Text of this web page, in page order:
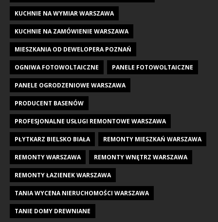
KUCHNIE NA WYMIAR WARSZAWA
KUCHNIE NA ZAMÓWIENIE WARSZAWA
MIESZKANIA OD DEWELOPERA POZNAŃ
OGNIWA FOTOWOLTAICZNE PANELE FOTOWOLTAICZNE
PANELE OGRODZENIOWE WARSZAWA
PRODUCENT BASENÓW
PROFESJONALNE USŁUGI REMONTOWE WARSZAWA
PŁYTKARZ BIELSKO BIAŁA REMONTY MIESZKAŃ WARSZAWA
REMONTY WARSZAWA REMONTY WNĘTRZ WARSZAWA
REMONTY ŁAZIENEK WARSZAWA
TANIA WYCENA NIERUCHOMOŚCI WARSZAWA
TANIE DOMY DREWNIANE